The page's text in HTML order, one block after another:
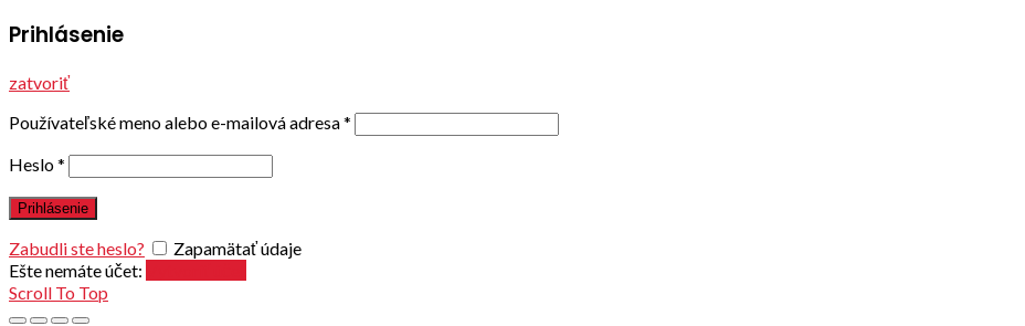
Prihlásenie
zatvoriť
Používateľské meno alebo e-mailová adresa*
Heslo*
Prihlásenie
Zabudli ste heslo?
Zapamätať údaje
Ešte nemáte účet:
Scroll To Top